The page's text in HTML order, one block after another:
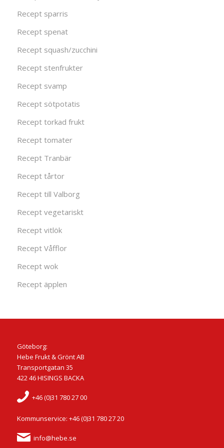
Recept sparris
Recept spenat
Recept squash/zucchini
Recept stenfrukter
Recept svamp
Recept sötpotatis
Recept torkad frukt
Recept tomater
Recept Tranbär
Recept tårtor
Recept till Valborg
Recept vegetariskt
Recept vitlök
Recept Våfflor
Recept wok
Recept äpplen
Göteborg:
Hebe Frukt & Grönt AB
Transportgatan 35
422 46 HISINGS BACKA
+46 (0)31 780 27 00
Kommunservice: +46 (0)31 780 27 20
info@hebe.se